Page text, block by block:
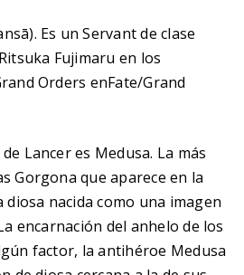
Es un Servant de clase
Fujimaru en los
Orders enFate/Grand
Lancer es Medusa. La más
Gorgona que aparece en la
nacida como una imagen
encarnación del anhelo de los
factor, la antihéroe Medusa